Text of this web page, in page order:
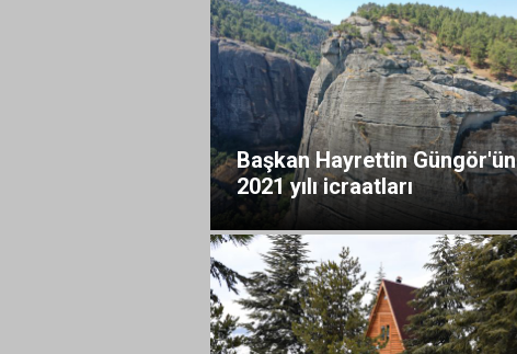
Başkan Hayrettin Güngör'ün
2021 yılı icraatları